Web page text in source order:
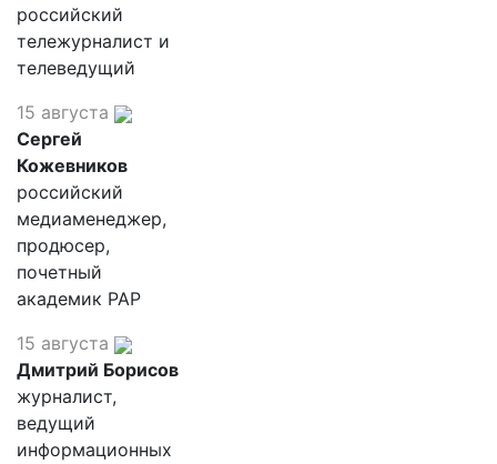
российский
тележурналист и
телеведущий
15 августа
Сергей
Кожевников
российский
медиаменеджер,
продюсер,
почетный
академик РАР
15 августа
Дмитрий Борисов
журналист,
ведущий
информационных